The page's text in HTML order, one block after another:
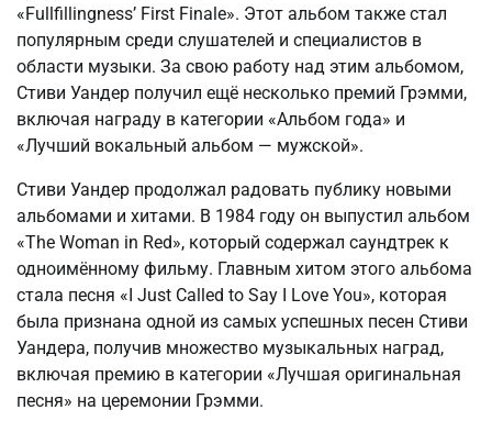
«Fullfillingness’ First Finale». Этот альбом также стал
популярным среди слушателей и специалистов в
области музыки. За свою работу над этим альбомом,
Стиви Уандер получил ещё несколько премий Грэмми,
включая награду в категории «Альбом года» и
«Лучший вокальный альбом — мужской».
Стиви Уандер продолжал радовать публику новыми
альбомами и хитами. В 1984 году он выпустил альбом
«The Woman in Red», который содержал саундтрек к
одноимённому фильму. Главным хитом этого альбома
стала песня «I Just Called to Say I Love You», которая
была признана одной из самых успешных песен Стиви
Уандера, получив множество музыкальных наград,
включая премию в категории «Лучшая оригинальная
песня» на церемонии Грэмми.